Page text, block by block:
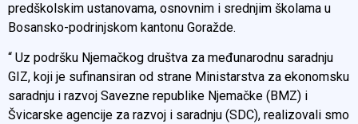
predškolskim ustanovama, osnovnim i srednjim školama u
Bosansko-podrinjskom kantonu Goražde.
“ Uz podršku Njemačkog društva za međunarodnu saradnju
GIZ, koji je sufinansiran od strane Ministarstva za ekonomsku
saradnju i razvoj Savezne republike Njemačke (BMZ) i
Švicarske agencije za razvoj i saradnju (SDC), realizovali smo